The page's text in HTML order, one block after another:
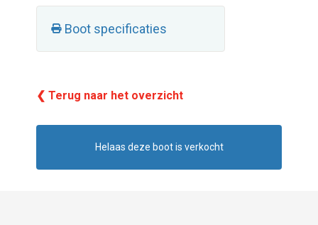
Boot specificaties
❮ Terug naar het overzicht
Helaas deze boot is verkocht